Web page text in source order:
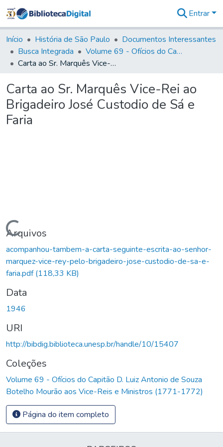
&
Coleções
Tudo na
Biblioteca
Estatísticas
Entrar
Início História de São Paulo
Documentos Interessantes
Busca Integrada
Volume 69 - Ofícios do Capitão D. Luiz Antonio de Souza Botelho Mourão aos Vice-Reis e Ministros (1771-1772)
Carta ao Sr. Marquês Vice-Rei ao Brigadeiro José Custodio de Sá e Faria
Carta ao Sr. Marquês Vice-Rei ao
Brigadeiro José Custodio de Sá e
Faria
Carregando...
Arquivos
acompanhou-tambem-a-carta-seguinte-escrita-ao-senhor-
marquez-vice-rey-pelo-brigadeiro-jose-custodio-de-sa-e-
faria.pdf(118,33 KB)
Data
1946
URI
http://bibdig.biblioteca.unesp.br/handle/10/15407
Coleções
Volume 69 - Ofícios do Capitão D. Luiz Antonio de Souza
Botelho Mourão aos Vice-Reis e Ministros (1771-1772)
Página do item completo